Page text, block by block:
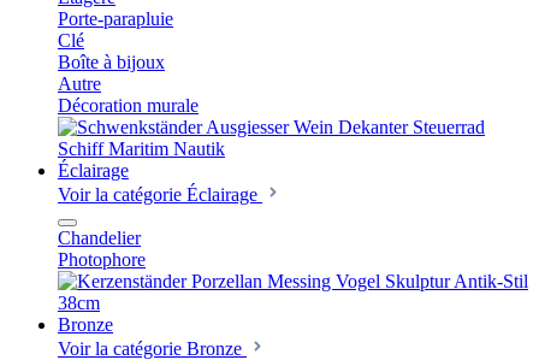
Porte-parapluie
Clé
Boîte à bijoux
Autre
Décoration murale
Éclairage
Voir la catégorie Éclairage
Chandelier
Photophore
Bronze
Voir la catégorie Bronze